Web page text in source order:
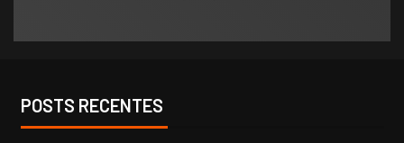
POSTS RECENTES